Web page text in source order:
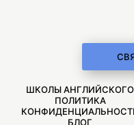
ШКОЛЫ АНГЛИЙСКОГО
ПОЛИТИКА
БЛОГ